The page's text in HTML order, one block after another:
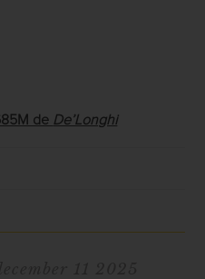
de De’Longhi